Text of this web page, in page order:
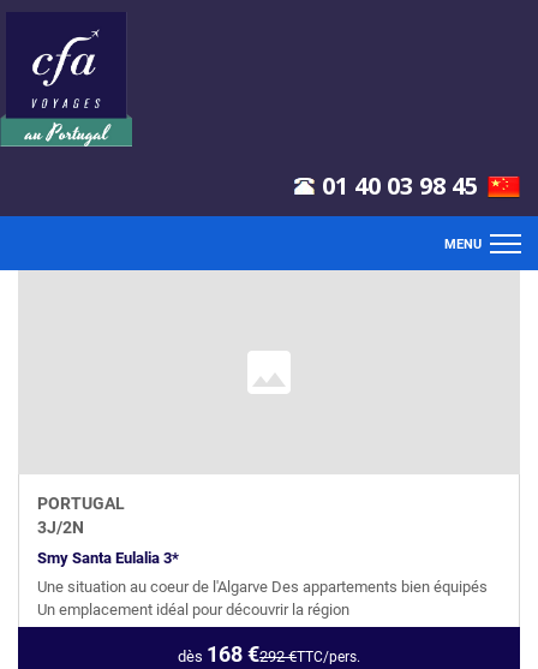
01 40 03 98 45
MENU
CIRCUITS
CROISIÈRES
PORTUGAL
3J/2N
Smy Santa Eulalia 3*
Une situation au coeur de l'Algarve Des appartements bien équipés
Un emplacement idéal pour découvrir la région
dès 168€292€TTC/pers.